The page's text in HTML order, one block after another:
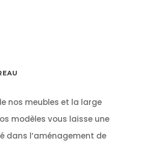
nos meubles et la large
modèles vous laisse une
dans l’aménagement de